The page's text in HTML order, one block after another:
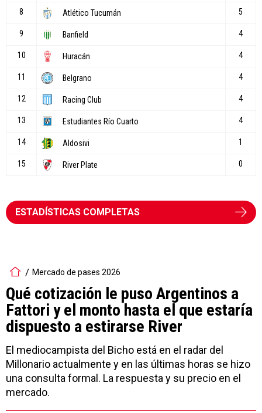
ESTADÍSTICAS COMPLETAS
Mercado de pases 2026
Qué cotización le puso Argentinos a
Fattori y el monto hasta el que estaría
dispuesto a estirarse River
El mediocampista del Bicho está en el radar del
Millonario actualmente y en las últimas horas se hizo
una consulta formal. La respuesta y su precio en el
mercado.